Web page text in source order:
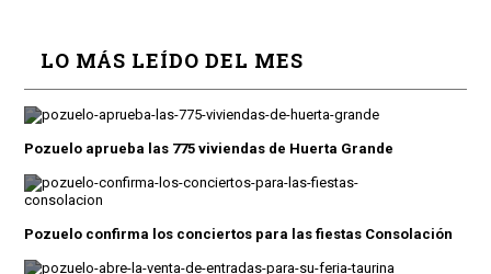
LO MÁS LEÍDO DEL MES
Pozuelo aprueba las 775 viviendas de Huerta Grande
Pozuelo confirma los conciertos para las fiestas Consolación